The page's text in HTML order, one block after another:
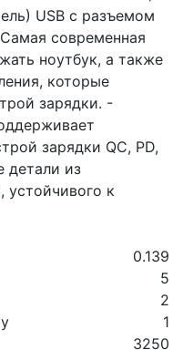
USB с разъемом
современная
ноутбук, а также
которые
зарядки. -
зарядки QC, PD,
детали из
устойчивого к
0.139
5
2
1
3250